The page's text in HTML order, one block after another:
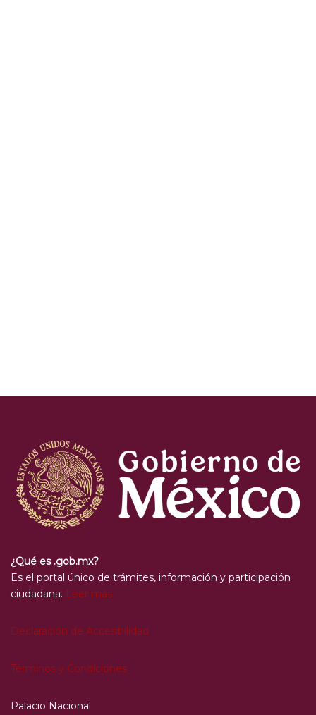
¿Qué es .gob.mx?
Es el portal único de trámites, información y participación
ciudadana. Leer más
Declaración de Accesibilidad
Términos y Condiciones
Palacio Nacional